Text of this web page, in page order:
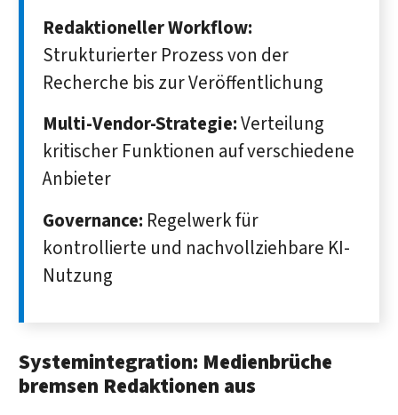
Redaktioneller Workflow:
Strukturierter Prozess von der
Recherche bis zur Veröffentlichung
Multi-Vendor-Strategie:Verteilung
kritischer Funktionen auf verschiedene
Anbieter
Governance: Regelwerk für
kontrollierte und nachvollziehbare KI-
Nutzung
Systemintegration: Medienbrüche
bremsen Redaktionen aus